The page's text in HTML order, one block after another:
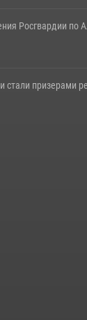
Росгвардии по
стали призерами